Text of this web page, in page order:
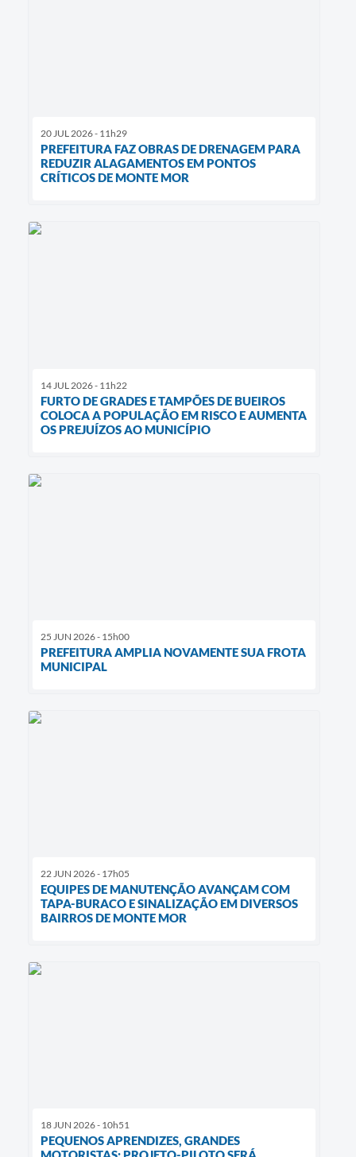
20 JUL 2026 - 11h29
PREFEITURA FAZ OBRAS DE DRENAGEM PARA
REDUZIR ALAGAMENTOS EM PONTOS
CRÍTICOS DE MONTE MOR
14 JUL 2026 - 11h22
FURTO DE GRADES E TAMPÕES DE BUEIROS
COLOCA A POPULAÇÃO EM RISCO E AUMENTA
OS PREJUÍZOS AO MUNICÍPIO
25 JUN 2026 - 15h00
PREFEITURA AMPLIA NOVAMENTE SUA FROTA
MUNICIPAL
22 JUN 2026 - 17h05
EQUIPES DE MANUTENÇÃO AVANÇAM COM
TAPA-BURACO E SINALIZAÇÃO EM DIVERSOS
BAIRROS DE MONTE MOR
18 JUN 2026 - 10h51
PEQUENOS APRENDIZES, GRANDES